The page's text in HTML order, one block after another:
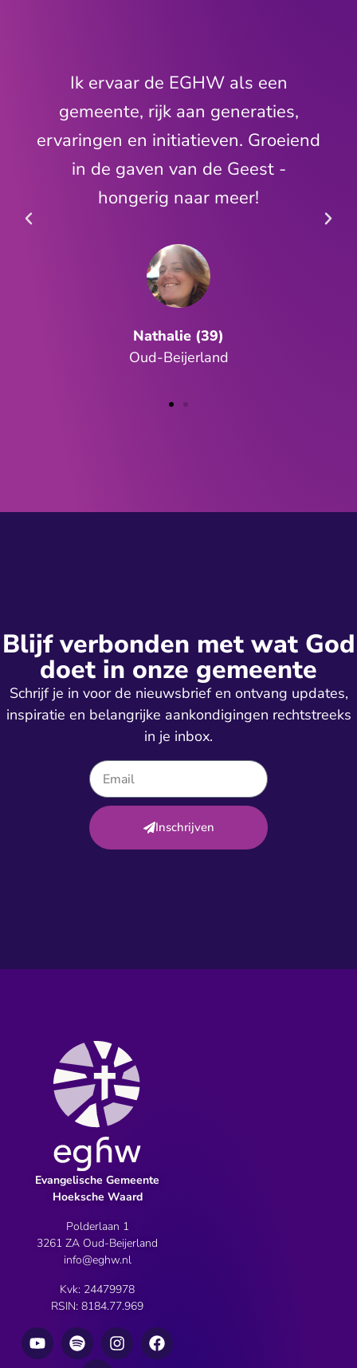
Ik ervaar de EGHW als een
gemeente, rijk aan generaties,
ervaringen en initiatieven. Groeiend
in de gaven van de Geest -
hongerig naar meer!
Nathalie (39)
Oud-Beijerland
Blijf verbonden met wat God
doet in onze gemeente
Schrijf je in voor de nieuwsbrief en ontvang updates,
inspiratie en belangrijke aankondigingen rechtstreeks
in je inbox.
Inschrijven
Evangelische Gemeente
Hoeksche Waard
Polderlaan 1
3261 ZA Oud-Beijerland
info@eghw.nl
Kvk: 24479978
RSIN: 8184.77.969